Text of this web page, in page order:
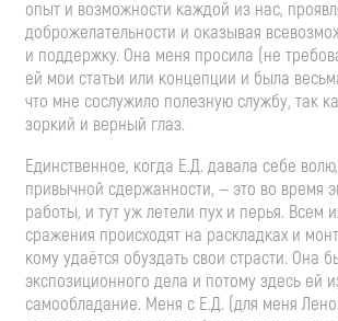
опыт и возможности каждой из нас,
доброжелательности и оказывая
и поддержку. Она меня просила (не
ей мои статьи или концепции и была
что мне сослужило полезную службу, так
зоркий и верный глаз.
Единственное, когда Е.Д. давала себе
привычной сдержанности, — это во время
работы, и тут уж летели пух и перья. Всем
сражения происходят на раскладках и
кому удаётся обуздать свои страсти. Она
экспозиционного дела и потому здесь ей
самообладание. Меня с Е.Д. (для меня